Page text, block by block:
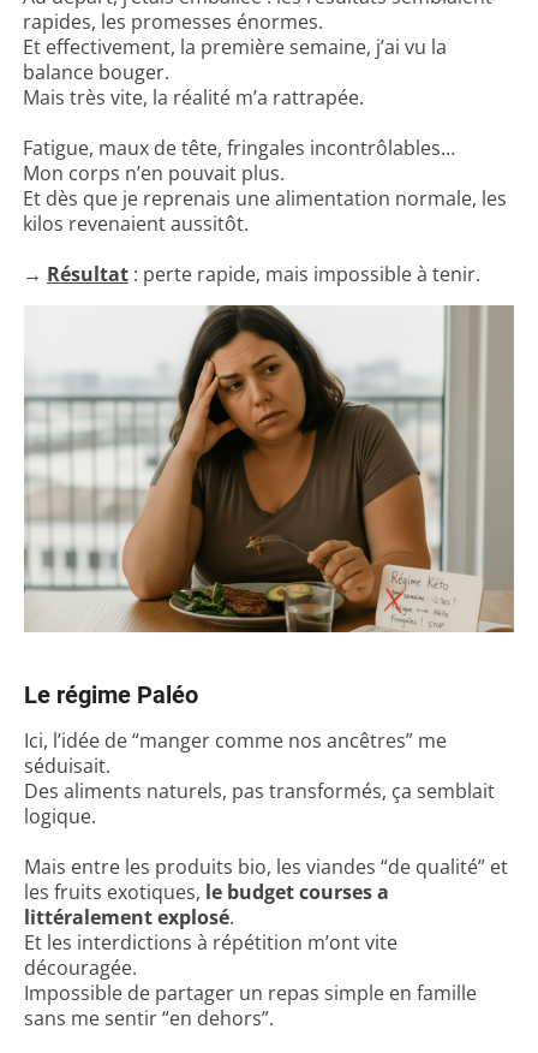
21 jours plus tard : mes résultats
Pourquoi ça marche (selon les
experts)
Elles témoignent : leurs résultats
Ma conclusion (et mon avis honnête)
rapides, les promesses énormes.
Et effectivement, la première semaine, j’ai vu la
balance bouger.
Mais très vite, la réalité m’a rattrapée.
Fatigue, maux de tête, fringales incontrôlables…
Mon corps n’en pouvait plus.
Et dès que je reprenais une alimentation normale, les
kilos revenaient aussitôt.
→ Résultat : perte rapide, mais impossible à tenir.
Le régime Paléo
Ici, l’idée de “manger comme nos ancêtres” me
séduisait.
Des aliments naturels, pas transformés, ça semblait
logique.
Mais entre les produits bio, les viandes “de qualité” et
les fruits exotiques, le budget courses a
littéralement explosé.
Et les interdictions à répétition m’ont vite
découragée.
Impossible de partager un repas simple en famille
sans me sentir “en dehors”.